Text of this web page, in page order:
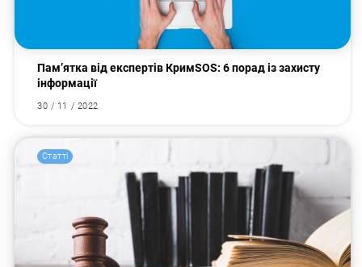
Пам’ятка від експертів КримSOS: 6 порад із захисту
інформації
30 / 11 / 2022
Статті